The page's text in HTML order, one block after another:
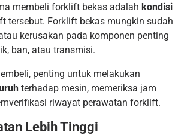
membeli forklift bekas adalah kondisi
tersebut. Forklift bekas mungkin sudah
kerusakan pada komponen penting
ban, atau transmisi.
penting untuk melakukan
terhadap mesin, memeriksa jam
riwayat perawatan forklift.
Lebih Tinggi